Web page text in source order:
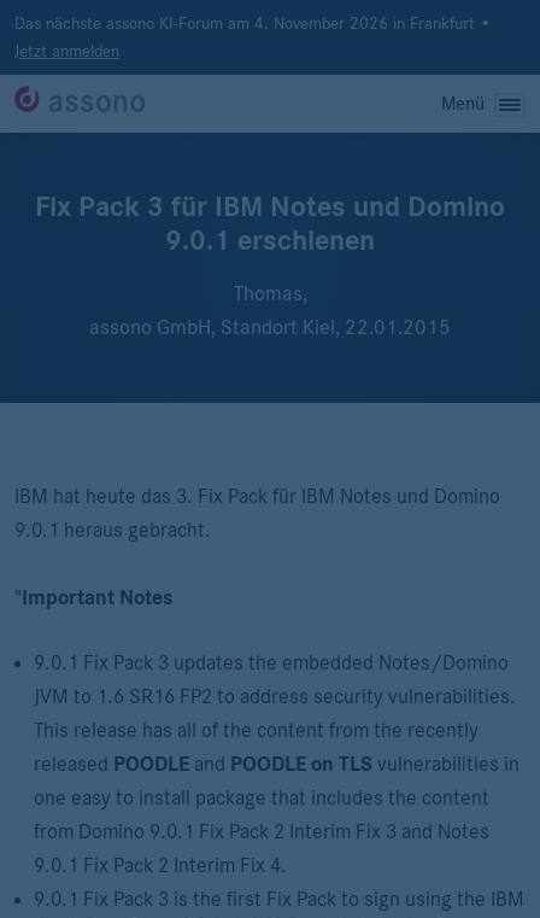
Das nächste assono KI-Forum am 4. November 2026 in Frankfurt •
Jetzt anmelden
Menü
Fix Pack 3 für IBM Notes und Domino
9.0.1 erschienen
Thomas,
assono GmbH, Standort Kiel, 22.01.2015
IBM hat heute das 3. Fix Pack für IBM Notes und Domino
9.0.1 heraus gebracht.
" Important Notes
9.0.1 Fix Pack 3 updates the embedded Notes/Domino
JVM to 1.6 SR16 FP2 to address security vulnerabilities.
This release has all of the content from the recently
released
POODLE and POODLE on TLS vulnerabilities in
one easy to install package that includes the content
from Domino 9.0.1 Fix Pack 2 Interim Fix 3 and Notes
9.0.1 Fix Pack 2 Interim Fix 4.
9.0.1 Fix Pack 3 is the first Fix Pack to sign using the IBM